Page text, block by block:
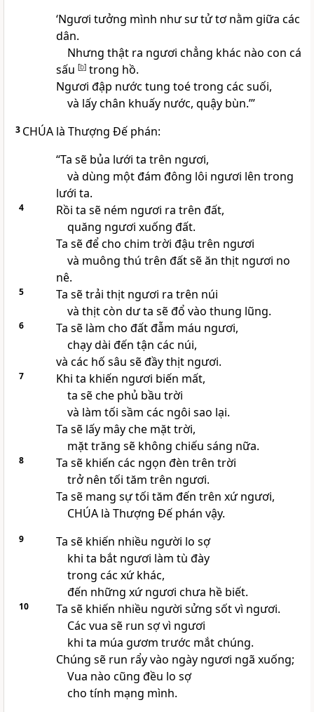
‘Ngươi tưởng mình như sư tử tơ nằm giữa các
dân.
Nhưng thật ra ngươi chẳng khác nào con cá
sấu [b]trong hồ.
Ngươi đập nước tung toé trong các suối,
và lấy chân khuấy nước, quậy bùn.’”
3 CHÚA là Thượng Đế phán:
“Ta sẽ bủa lưới ta trên ngươi,
và dùng một đám đông lôi ngươi lên trong
lưới ta.
4
Rồi ta sẽ ném ngươi ra trên đất,
quăng ngươi xuống đất.
Ta sẽ để cho chim trời đậu trên ngươi
và muông thú trên đất sẽ ăn thịt ngươi no
nê.
5
Ta sẽ trải thịt ngươi ra trên núi
và thịt còn dư ta sẽ đổ vào thung lũng.
6
Ta sẽ làm cho đất đẫm máu ngươi,
chạy dài đến tận các núi,
và các hố sâu sẽ đầy thịt ngươi.
7
Khi ta khiến ngươi biến mất,
ta sẽ che phủ bầu trời
và làm tối sầm các ngôi sao lại.
Ta sẽ lấy mây che mặt trời,
mặt trăng sẽ không chiếu sáng nữa.
8
Ta sẽ khiến các ngọn đèn trên trời
trở nên tối tăm trên ngươi.
Ta sẽ mang sự tối tăm đến trên xứ ngươi,
CHÚA là Thượng Đế phán vậy.
9
Ta sẽ khiến nhiều người lo sợ
khi ta bắt ngươi làm tù đày
trong các xứ khác,
đến những xứ ngươi chưa hề biết.
10
Ta sẽ khiến nhiều người sửng sốt vì ngươi.
Các vua sẽ run sợ vì ngươi
khi ta múa gươm trước mắt chúng.
Chúng sẽ run rẩy vào ngày ngươi ngã xuống;
Vua nào cũng đều lo sợ
cho tính mạng mình.